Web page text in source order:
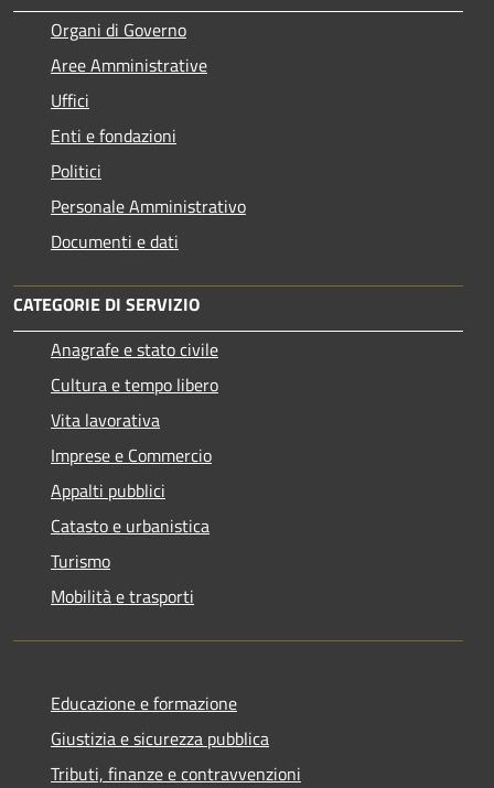
Organi di Governo
Aree Amministrative
Uffici
Enti e fondazioni
Politici
Personale Amministrativo
Documenti e dati
CATEGORIE DI SERVIZIO
Anagrafe e stato civile
Cultura e tempo libero
Vita lavorativa
Imprese e Commercio
Appalti pubblici
Catasto e urbanistica
Turismo
Mobilità e trasporti
Educazione e formazione
Giustizia e sicurezza pubblica
Tributi, finanze e contravvenzioni